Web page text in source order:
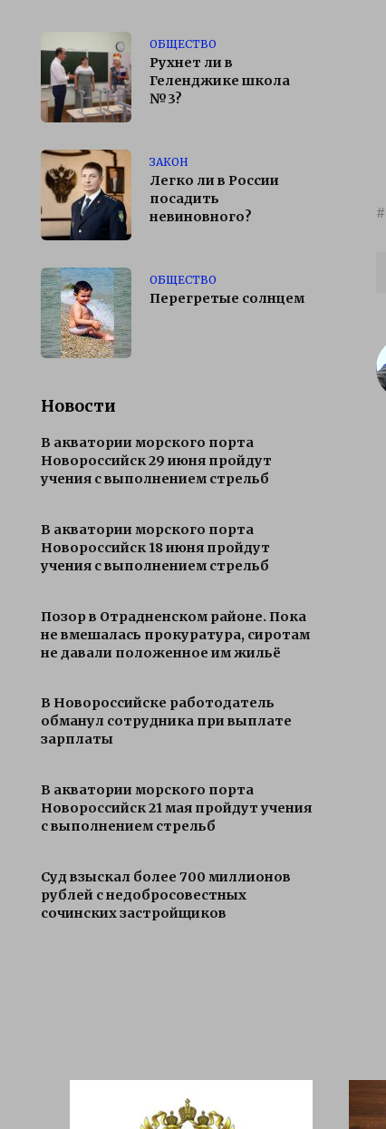
ОБЩЕСТВО
Рухнет ли в
Геленджике школа
№3?
ЗАКОН
Легко ли в России
посадить
невиновного?
ОБЩЕСТВО
Перегретые солнцем
Новости
В акватории морского порта
Новороссийск 29 июня пройдут
учения с выполнением стрельб
В акватории морского порта
Новороссийск 18 июня пройдут
учения с выполнением стрельб
Позор в Отрадненском районе. Пока
не вмешалась прокуратура, сиротам
не давали положенное им жильё
В Новороссийске работодатель
обманул сотрудника при выплате
зарплаты
В акватории морского порта
Новороссийск 21 мая пройдут учения
с выполнением стрельб
Суд взыскал более 700 миллионов
рублей с недобросовестных
сочинских застройщиков